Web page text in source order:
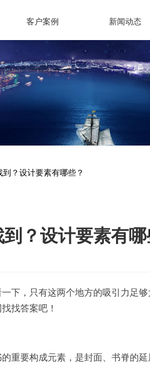
客户案例 新闻动态
？设计要素有哪些？
？设计要素有哪
下，只有这两个地方的吸引力足
找答案吧！
重要构成元素，是封面、书脊的